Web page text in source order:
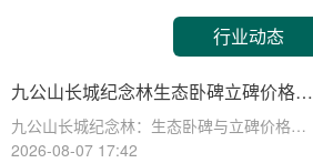
行业动态
九公山长城纪念林生态卧碑立碑价格表
详解及活动期赠安葬配套福利解析
九公山长城纪念林：生态卧碑与立碑价格及
活动期赠送配套服务全解析☎ 九公山陵园电
2026-08-07 17:42